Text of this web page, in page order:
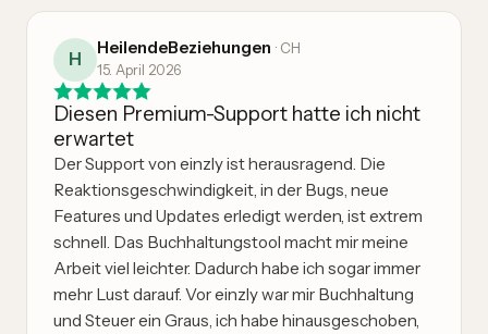
H
HeilendeBeziehungen · CH
15. April 2026
Diesen Premium-Support hatte ich nicht
erwartet
Der Support von einzly ist herausragend. Die
Reaktionsgeschwindigkeit, in der Bugs, neue
Features und Updates erledigt werden, ist extrem
schnell. Das Buchhaltungstool macht mir meine
Arbeit viel leichter. Dadurch habe ich sogar immer
mehr Lust darauf. Vor einzly war mir Buchhaltung
und Steuer ein Graus, ich habe hinausgeschoben,